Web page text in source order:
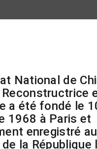
National de
a été fondé le
1968 à Paris et
enregistré
la République